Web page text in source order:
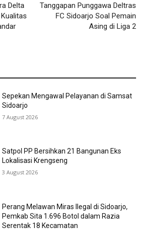
Delta
Tanggapan Punggawa Deltras
FC Sidoarjo Soal Pemain
Asing di Liga 2
Sepekan Mengawal Pelayanan di Samsat
Sidoarjo
7 August 2026
Satpol PP Bersihkan 21 Bangunan Eks
Lokalisasi Krengseng
3 August 2026
Perang Melawan Miras Ilegal di Sidoarjo,
Pemkab Sita 1.696 Botol dalam Razia
Serentak 18 Kecamatan